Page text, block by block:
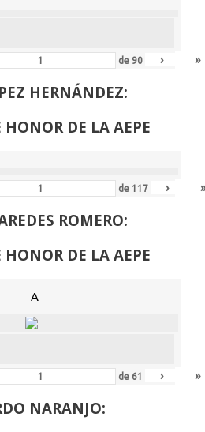
de 90 › »
HERNÁNDEZ:
DE LA AEPE
de117 ›
ROMERO:
DE LA AEPE
A
de 61 › »
NARANJO: